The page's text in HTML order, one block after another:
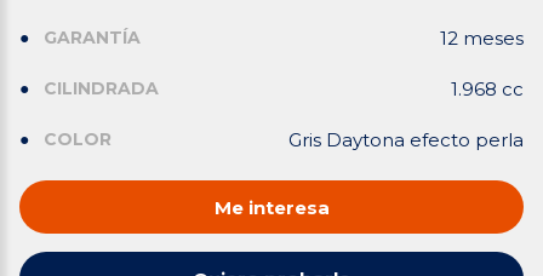
GARANTÍA 12 meses
CILINDRADA 1.968 cc
COLOR Gris Daytona efecto perla
Me interesa